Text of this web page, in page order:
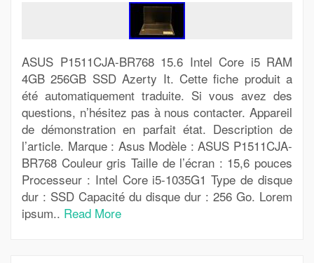
ASUS P1511CJA-BR768 15.6 Intel Core i5 RAM
4GB 256GB SSD Azerty It. Cette fiche produit a
été automatiquement traduite. Si vous avez des
questions, n’hésitez pas à nous contacter. Appareil
de démonstration en parfait état. Description de
l’article. Marque : Asus Modèle : ASUS P1511CJA-
BR768 Couleur gris Taille de l’écran : 15,6 pouces
Processeur : Intel Core i5-1035G1 Type de disque
dur : SSD Capacité du disque dur : 256 Go. Lorem
ipsum.. Read More